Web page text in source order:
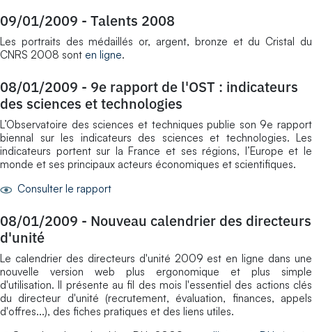
09/01/2009 - Talents 2008
Les portraits des médaillés or, argent, bronze et du Cristal du
CNRS 2008 sont en ligne.
08/01/2009 - 9e rapport de l'OST : indicateurs
des sciences et technologies
L’Observatoire des sciences et techniques publie son 9e rapport
biennal sur les indicateurs des sciences et technologies. Les
indicateurs portent sur la France et ses régions, l’Europe et le
monde et ses principaux acteurs économiques et scientifiques.
Consulter le rapport
08/01/2009 - Nouveau calendrier des directeurs
d'unité
Le calendrier des directeurs d'unité 2009 est en ligne dans une
nouvelle version web plus ergonomique et plus simple
d'utilisation. Il présente au fil des mois l'essentiel des actions clés
du directeur d'unité (recrutement, évaluation, finances, appels
d'offres...), des fiches pratiques et des liens utiles.